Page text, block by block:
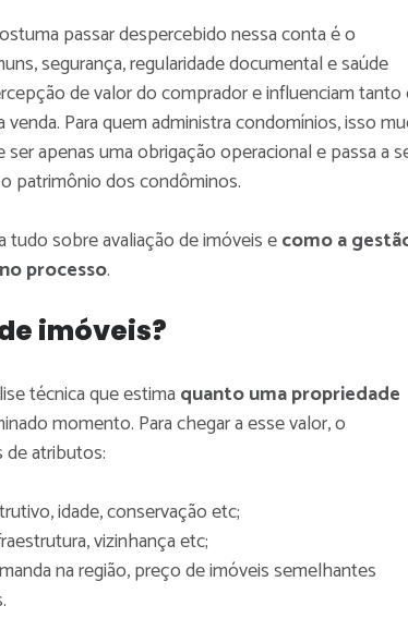
passar despercebido nessa conta é o
segurança, regularidade documental e saúde
de valor do comprador e influenciam tanto
Para quem administra condomínios, isso
apenas uma obrigação operacional e passa a
patrimônio dos condôminos.
sobre avaliação de imóveis ecomo a
processo.
imóveis?
técnica que estima quanto uma propriedade
momento. Para chegar a esse valor, o
atributos:
idade, conservação etc;
vizinhança etc;
na região, preço de imóveis semelhantes